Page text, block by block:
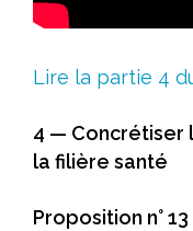
Lire la partie 4
4 — Concrétiser
la filière santé
Proposition n° 13